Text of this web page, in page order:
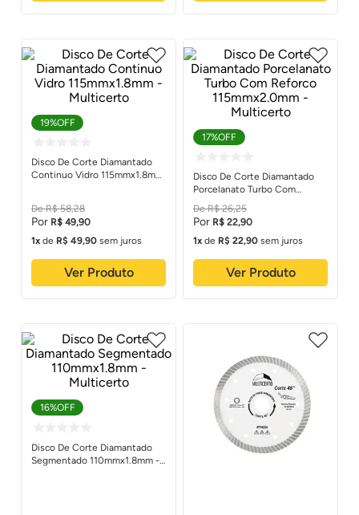
19%OFF
Disco De Corte Diamantado
Continuo Vidro 115mmx1.8mm
R$ 58,28
R$ 49,90
1
de R$ 49,90 sem juros
Ver Produto
17%OFF
Disco De Corte Diamantado
Porcelanato Turbo Com
Reforco 115mmx2.0mm -
Multicerto
R$ 26,25
R$ 22,90
1
de R$ 22,90 sem juros
Ver Produto
16%OFF
Disco De Corte Diamantado
Segmentado 110mmx1.8mm -